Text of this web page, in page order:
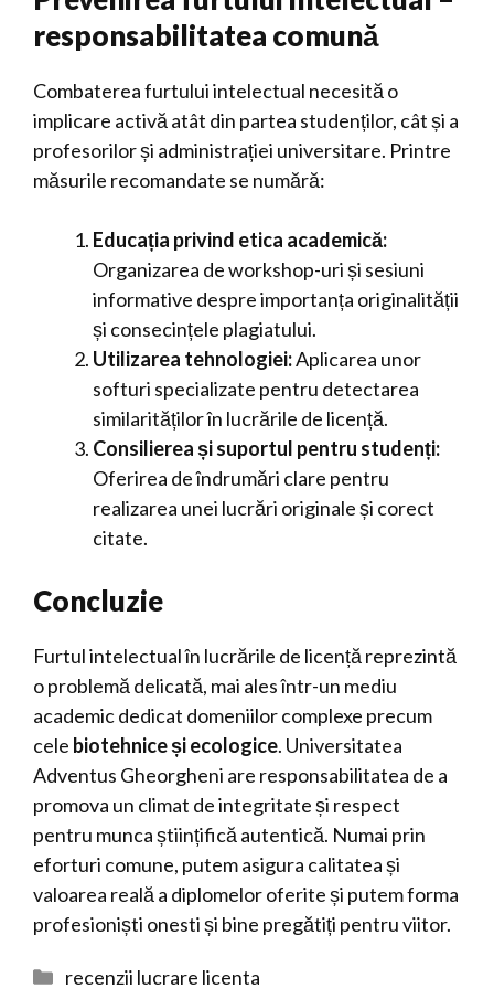
responsabilitatea comună
Combaterea furtului intelectual necesită o
implicare activă atât din partea studenților, cât și a
profesorilor și administrației universitare. Printre
măsurile recomandate se numără:
Educația privind etica academică:
Organizarea de workshop-uri și sesiuni
informative despre importanța originalității
și consecințele plagiatului.
Utilizarea tehnologiei:Aplicarea unor
softuri specializate pentru detectarea
similarităților în lucrările de licență.
Consilierea și suportul pentru studenți:
Oferirea de îndrumări clare pentru
realizarea unei lucrări originale și corect
citate.
Concluzie
Furtul intelectual în lucrările de licență reprezintă
o problemă delicată, mai ales într-un mediu
academic dedicat domeniilor complexe precum
cele biotehnice și ecologice. Universitatea
Adventus Gheorgheni are responsabilitatea de a
promova un climat de integritate și respect
pentru munca științifică autentică. Numai prin
eforturi comune, putem asigura calitatea și
valoarea reală a diplomelor oferite și putem forma
profesioniști onesti și bine pregătiți pentru viitor.
Categorii
recenzii lucrare licenta